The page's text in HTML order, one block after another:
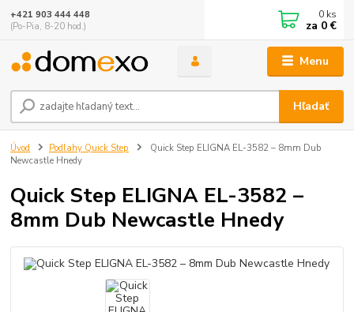
Menu
Hľadať
+421 903 444 448
(Po-Pia, 8-20 hod.)
0 ks
za 0 €
Úvod Podlahy Quick Step
Quick Step ELIGNA EL-3582 – 8mm Dub
Newcastle Hnedy
Quick Step ELIGNA EL-3582 –
8mm Dub Newcastle Hnedy